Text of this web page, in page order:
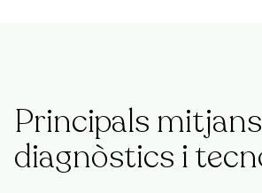
Principals mitjans
diagnòstics i